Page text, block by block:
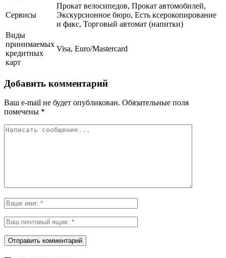
Сервисы
Прокат велосипедов, Прокат автомобилей,
Экскурсионное бюро, Есть ксерокопирование
и факс, Торговый автомат (напитки)
Виды
принимаемых
кредитных
карт
Visa, Euro/Mastercard
Добавить комментарий
Ваш e-mail не будет опубликован. Обязательные поля
помечены *